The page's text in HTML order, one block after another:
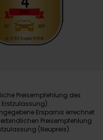
Preisempfehlung des
Ersparnis errechnet
Preisempfehlung
(Neupreis).